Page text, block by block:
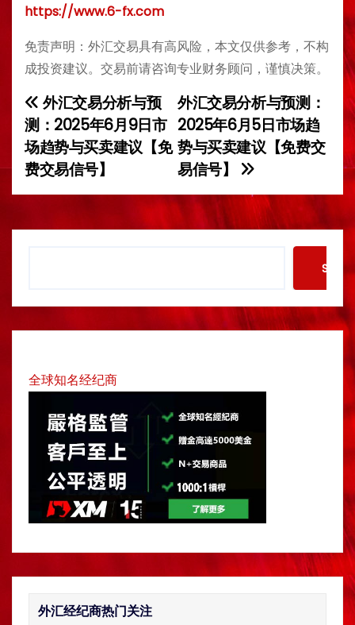
https://www.6-fx.com
免责声明：外汇交易具有高风险，本文仅供参考，不构
成投资建议。交易前请咨询专业财务顾问，谨慎决策。
P
o
s
v
g
外汇交易分析与预测：
2025年6月5日市场趋
势与买卖建议【免费交
易信号】
外汇交易分析与预
测：2025年6月9日市
场趋势与买卖建议【免
费交易信号】
c
全球知名经纪商
外汇经纪商热门关注